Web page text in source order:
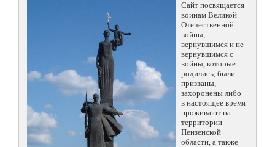
Сайт посвящается
воинам Великой
Отечественной
войны,
вернувшимся и не
вернувшимся с
войны, которые
родились, были
призваны,
захоронены либо
в настоящее время
проживают на
территории
Пензенской
области, а также